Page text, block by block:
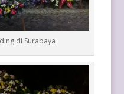
di Surabaya